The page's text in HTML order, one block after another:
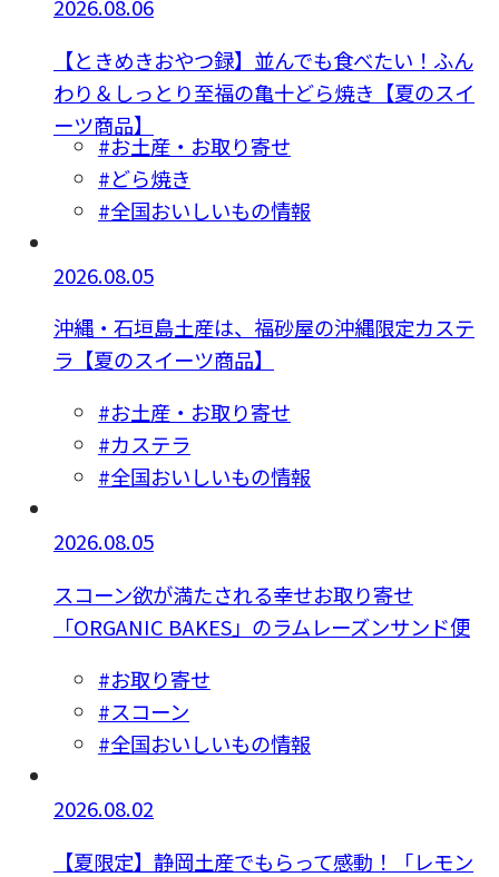
2026.08.06
【ときめきおやつ録】並んでも食べたい！ふん
わり＆しっとり至福の亀十どら焼き【夏のスイ
ーツ商品】
#お土産・お取り寄せ
#どら焼き
#全国おいしいもの情報
2026.08.05
沖縄・石垣島土産は、福砂屋の沖縄限定カステ
ラ【夏のスイーツ商品】
#お土産・お取り寄せ
#カステラ
#全国おいしいもの情報
2026.08.05
スコーン欲が満たされる幸せお取り寄せ
「ORGANIC BAKES」のラムレーズンサンド便
#お取り寄せ
#スコーン
#全国おいしいもの情報
2026.08.02
【夏限定】静岡土産でもらって感動！「レモン